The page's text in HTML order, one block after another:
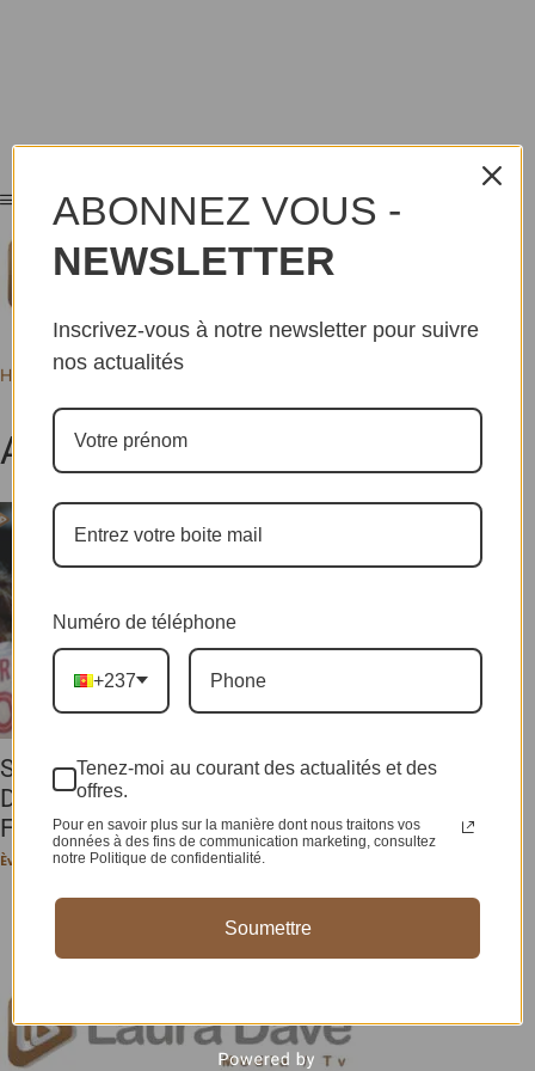
Home Tags Abidjan HBC
Abidjan HBC
SPORT/ HAND-BALL/ CHAMPIONNAT
D’AFRIQUE DES CLUBS CHAMPIONS DAMES :
FAP et...
Ève-Pérec N. BEHALAL - 16 septembre 2024
ABONNEZ VOUS -
NEWSLETTER
Inscrivez-vous à notre newsletter pour suivre
nos actualités
Numéro de téléphone
+237
Tenez-moi au courant des actualités et des
offres.
Pour en savoir plus sur la manière dont nous traitons vos
données à des fins de communication marketing, consultez
notre Politique de confidentialité.
Soumettre